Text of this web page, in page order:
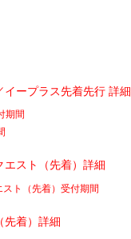
ープラス先着先行 詳細
期間
エスト（先着）詳細
ト（先着）受付期間
先着）詳細